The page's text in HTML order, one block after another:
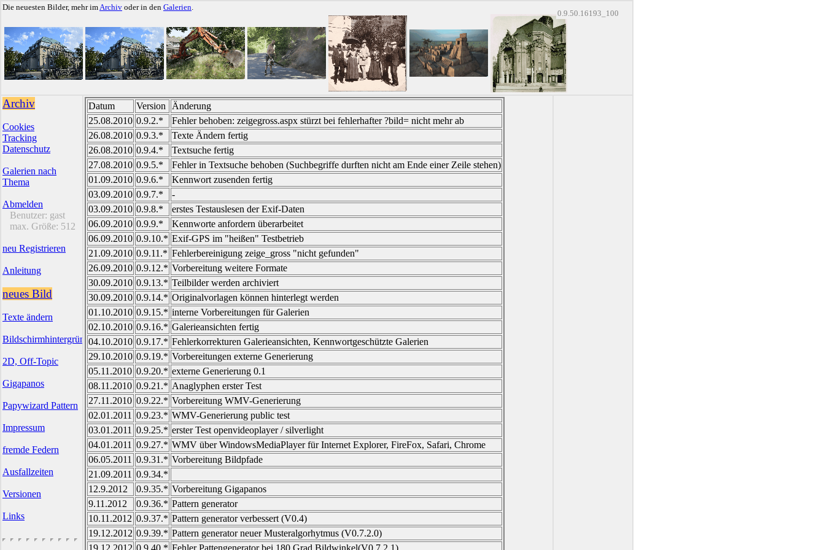
Die neuesten Bilder, mehr imArchiv oder in den Galerien.
0.9.50.16193_100
Archiv
Cookies
Tracking
Datenschutz
Galerien nach
Thema
Abmelden
Benutzer: gast
max. Größe: 512
neu Registrieren
Anleitung
neues Bild
Texte ändern
Bildschirmhintergründe
2D, Off-Topic
Gigapanos
Papywizard Pattern
Impressum
fremde Federn
Ausfallzeiten
Versionen
Links
Datum Version
Änderung
25.08.2010 0.9.2.*
Fehler behoben: zeigegross.aspx stürzt bei fehlerhafter ?bild= nicht mehr ab
26.08.2010 0.9.3.*
Texte Ändern fertig
26.08.2010 0.9.4.*
Textsuche fertig
27.08.2010 0.9.5.*
Fehler in Textsuche behoben (Suchbegriffe durften nicht am Ende einer Zeile stehen)
01.09.2010 0.9.6.*
Kennwort zusenden fertig
03.09.2010 0.9.7.*
-
03.09.2010 0.9.8.*
erstes Testauslesen der Exif-Daten
06.09.2010 0.9.9.*
Kennworte anfordern überarbeitet
06.09.2010 0.9.10.* Exif-GPS im "heißen" Testbetrieb
21.09.2010 0.9.11.* Fehlerbereinigung zeige_gross "nicht gefunden"
26.09.2010 0.9.12.* Vorbereitung weitere Formate
30.09.2010 0.9.13.* Teilbilder werden archiviert
30.09.2010 0.9.14.* Originalvorlagen können hinterlegt werden
01.10.2010 0.9.15.* interne Vorbereitungen für Galerien
02.10.2010 0.9.16.* Galerieansichten fertig
04.10.2010 0.9.17.* Fehlerkorrekturen Galerieansichten, Kennwortgeschützte Galerien
29.10.2010 0.9.19.* Vorbereitungen externe Generierung
05.11.2010 0.9.20.* externe Generierung 0.1
08.11.2010 0.9.21.* Anaglyphen erster Test
27.11.2010 0.9.22.* Vorbereitung WMV-Generierung
02.01.2011 0.9.23.* WMV-Generierung public test
03.01.2011 0.9.25.* erster Test openvideoplayer / silverlight
04.01.2011 0.9.27.* WMV über WindowsMediaPlayer für Internet Explorer, FireFox, Safari, Chrome
06.05.2011 0.9.31.* Vorbereitung Bildpfade
21.09.2011 0.9.34.*
12.9.2012
0.9.35.* Vorbereitung Gigapanos
9.11.2012
0.9.36.* Pattern generator
10.11.2012 0.9.37.* Pattern generator verbessert (V0.4)
19.12.2012 0.9.39.* Pattern generator neuer Musteralgorhytmus (V0.7.2.0)
19.12.2012 0.9.40.* Fehler Pattengenerator bei 180 Grad Bildwinkel(V0.7.2.1)